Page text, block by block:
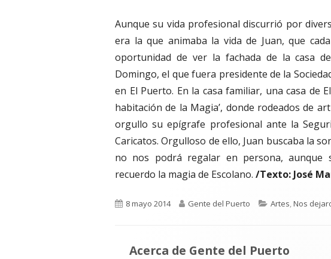
Aunque su vida profesional discurrió por
era la que animaba la vida de Juan, que
oportunidad de ver la fachada de la casa
Domingo, el que fuera presidente de la
en El Puerto. En la casa familiar, una casa de
habitación de la Magia’, donde rodeados de
orgullo su epígrafe profesional ante la
Caricatos. Orgulloso de ello, Juan buscaba la
no nos podrá regalar en persona, aunque
recuerdo la magia de Escolano. /Texto: José
Publicado
8 mayo 2014 Autor
Gente del Puerto Categorías
Artes,Nos
Acerca de Gente del Puerto